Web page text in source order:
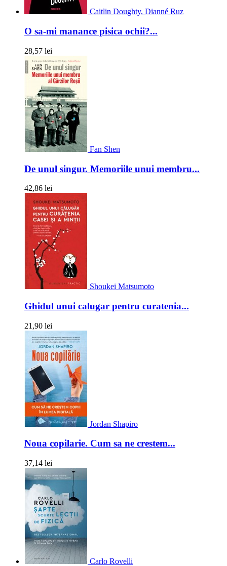
Caitlin Doughty, Dianné Ruz
O sa-mi manance pisica ochii?...
28,57 lei
Fan Shen
De unul singur. Memoriile unui membru...
42,86 lei
Shoukei Matsumoto
Ghidul unui calugar pentru curatenia...
21,90 lei
Jordan Shapiro
Noua copilarie. Cum sa ne crestem...
37,14 lei
Carlo Rovelli